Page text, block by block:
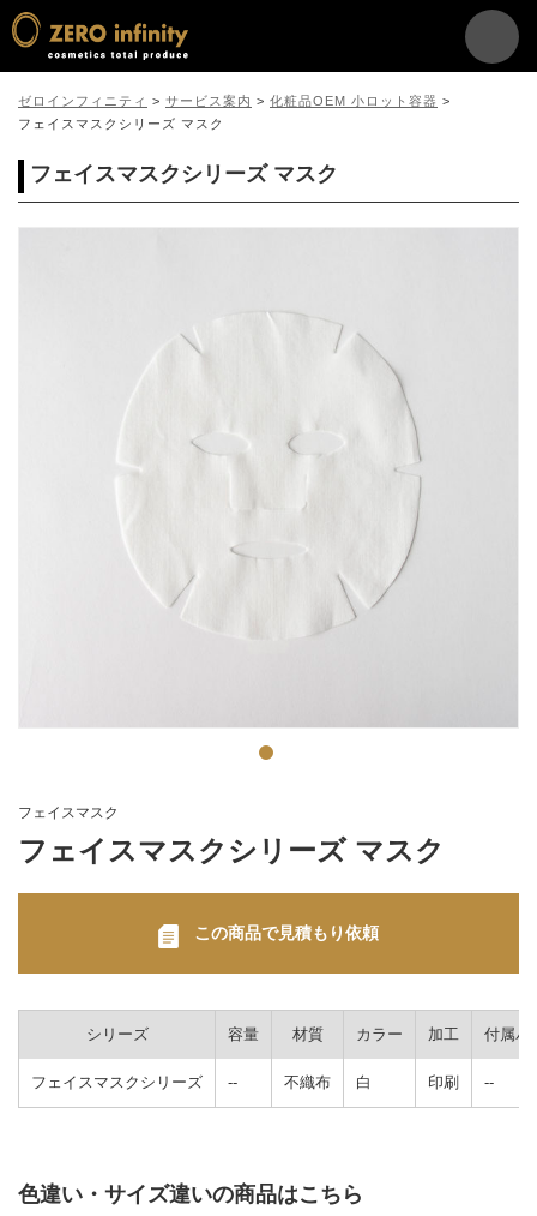
ゼロインフィニティ > サービス案内 > 化粧品OEM 小ロット容器 >
フェイスマスクシリーズ マスク
フェイスマスクシリーズ マスク
フェイスマスク
フェイスマスクシリーズ マスク
この商品で見積もり依頼
シリーズ 容量 材質 カラー 加工 付属パ
フェイスマスクシリーズ -- 不織布 白 印刷 --
色違い・サイズ違いの商品はこちら